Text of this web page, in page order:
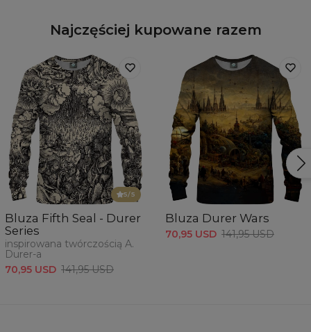
Najczęściej kupowane razem
5/5
Bluza Fifth Seal - Durer
Series
inspirowana twórczością A.
Durer-a
70,95 USD 141,95 USD
Bluza Durer Wars
70,95 USD 141,95 USD